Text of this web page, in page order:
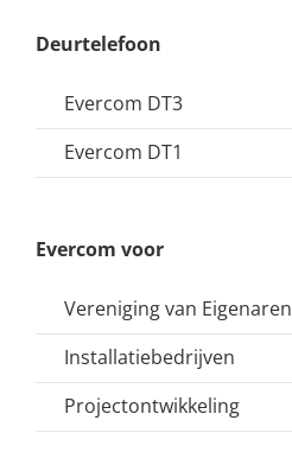
Evercom voor
Vereniging van Eigenaren
Installatiebedrijven
Projectontwikkeling
Deurtelefoon
Evercom DT3
Evercom DT1